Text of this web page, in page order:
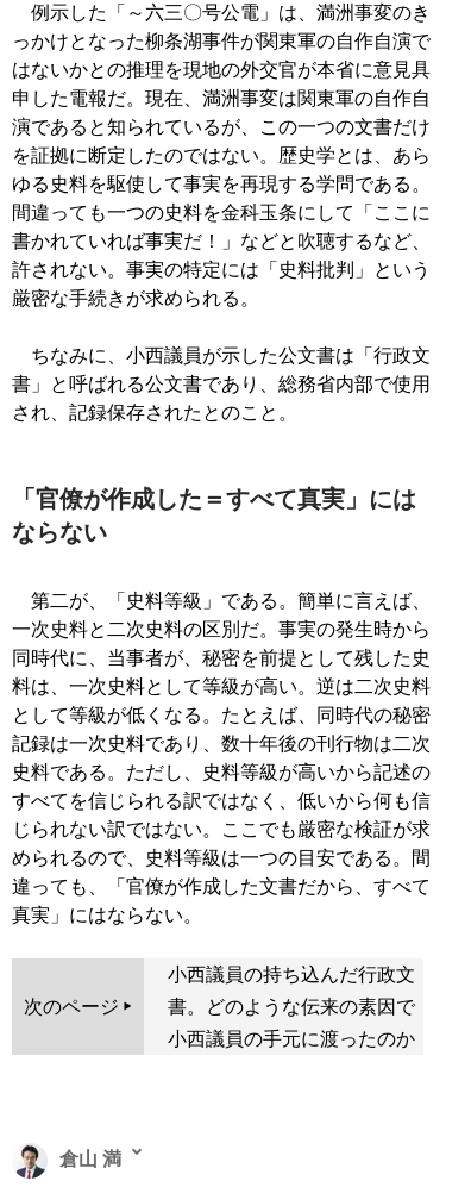
例示した「～六三〇号公電」は、満洲事変のき
っかけとなった柳条湖事件が関東軍の自作自演で
はないかとの推理を現地の外交官が本省に意見具
申した電報だ。現在、満洲事変は関東軍の自作自
演であると知られているが、この一つの文書だけ
を証拠に断定したのではない。歴史学とは、あら
ゆる史料を駆使して事実を再現する学問である。
間違っても一つの史料を金科玉条にして「ここに
書かれていれば事実だ！」などと吹聴するなど、
許されない。事実の特定には「史料批判」という
厳密な手続きが求められる。
ちなみに、小西議員が示した公文書は「行政文
書」と呼ばれる公文書であり、総務省内部で使用
され、記録保存されたとのこと。
「官僚が作成した＝すべて真実」には
ならない
第二が、「史料等級」である。簡単に言えば、
一次史料と二次史料の区別だ。事実の発生時から
同時代に、当事者が、秘密を前提として残した史
料は、一次史料として等級が高い。逆は二次史料
として等級が低くなる。たとえば、同時代の秘密
記録は一次史料であり、数十年後の刊行物は二次
史料である。ただし、史料等級が高いから記述の
すべてを信じられる訳ではなく、低いから何も信
じられない訳ではない。ここでも厳密な検証が求
められるので、史料等級は一つの目安である。間
違っても、「官僚が作成した文書だから、すべて
真実」にはならない。
次のページ
小西議員の持ち込んだ行政文
書。どのような伝来の素因で
小西議員の手元に渡ったのか
倉山 満